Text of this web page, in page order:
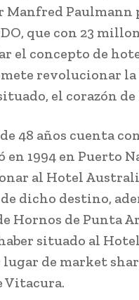
Manfred
que con 23
el concepto de
revolucionar
el corazón
48 años cuenta
en 1994 en Puerto
al Hotel
dicho destino,
Hornos de Punta
situado al
de market
Vitacura.